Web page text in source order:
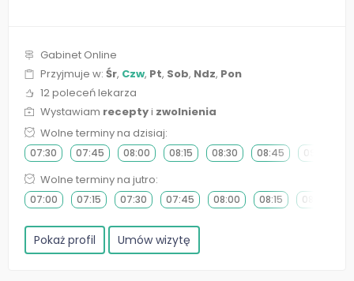
Gabinet Online
Przyjmuje w: Śr, Czw, Pt, Sob, Ndz, Pon
12 poleceń lekarza
Wystawiam receptyi zwolnienia
Wolne terminy na dzisiaj:
07:30 07:45 08:00 08:15 08:30 08:45 09:00
Wolne terminy na jutro:
07:00 07:15 07:30 07:45 08:00 08:15 08:30
Pokaż profil Umów wizytę